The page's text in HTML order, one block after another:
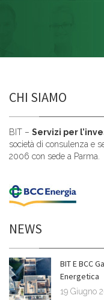
CHI SIAMO
BIT – Servizi per
società di consulenza e
2006 con sede a Parma.
NEWS
BIT E BCC
Energetica
19 Giugno